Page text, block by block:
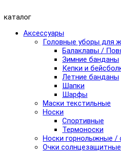
каталог
Аксессуары
Головные уборы для
Балаклавы /
Зимние банданы
Кепки и
Летние банданы
Шапки
Шарфы
Маски текстильные
Носки
Спортивные
Термоноски
Носки горнолыжные /
Очки солнцезащитные